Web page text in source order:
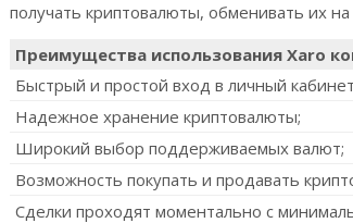
получать криптовалюты, обменивать их
Преимущества использования Xaro
Быстрый и простой вход в личный
Надежное хранение криптовалюты;
Широкий выбор поддерживаемых валют;
Возможность покупать и продавать
Сделки проходят моментально с